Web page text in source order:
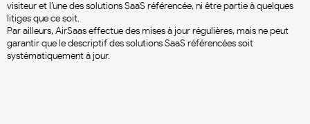
visiteur et l’une des solutions SaaS référencée, ni être partie à quelques
litiges que ce soit.
Par ailleurs, AirSaas effectue des mises à jour régulières, mais ne peut
garantir que le descriptif des solutions SaaS référencées soit
systématiquement à jour.